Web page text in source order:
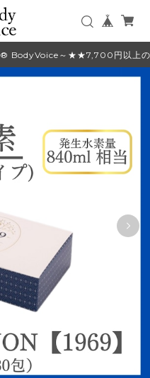
～★★7,700円以上の購